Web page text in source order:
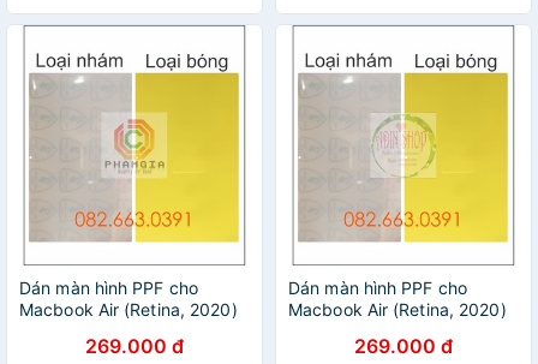
Dán màn hình PPF cho
Macbook Air (Retina, 2020)
tự phục hồi vết trầy xước
269.000 đ
Dán màn hình PPF cho
Macbook Air (Retina, 2020)
tự phục hồi vết trầy xước
269.000 đ